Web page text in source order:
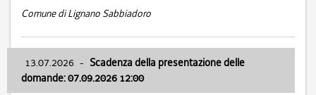
Comune di Lignano Sabbiadoro
13.07.2026 - Scadenza della presentazione delle
domande: 07.09.2026 12:00